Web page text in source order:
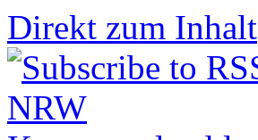
Direkt zum Inhalt